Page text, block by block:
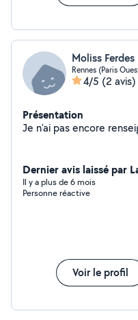
Moliss Ferdes
Rennes (Paris
4/5 (2 avis)
Présentation
Dernier avis laissé par
Il y a plus de 6 mois
Personne réactive
Voir le profil